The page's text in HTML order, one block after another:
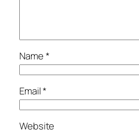
Name*
Email*
Website